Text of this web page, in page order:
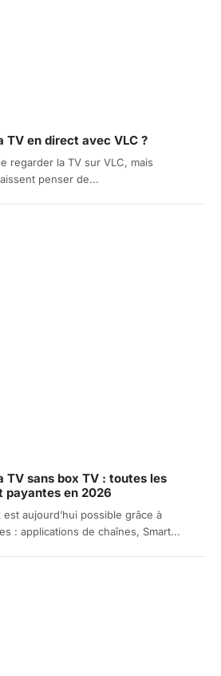
TV en direct avec VLC ?
regarder la TV sur VLC, mais
penser de...
TV sans box TV : toutes les
payantes en 2026
aujourd’hui possible grâce à
: applications de chaînes, Smart...